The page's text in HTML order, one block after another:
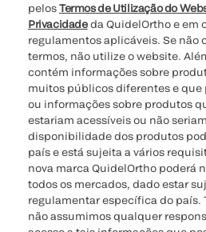
pelosTermos de Utilização do
Privacidadeda QuidelOrtho e em
regulamentos aplicáveis. Se não
termos, não utilize o website.
contém informações sobre
muitos públicos diferentes e
ou informações sobre produtos
estariam acessíveis ou não
disponibilidade dos produtos
país e está sujeita a vários
nova marca QuidelOrtho poderá
todos os mercados, dado estar
regulamentar específica do país.
não assumimos qualquer